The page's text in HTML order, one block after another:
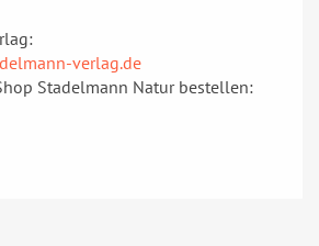
verlag.de
Stadelmann Natur bestellen: